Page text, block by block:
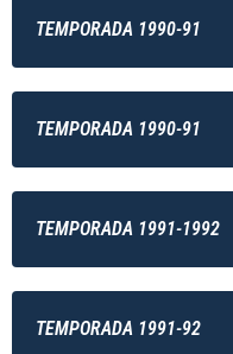
TEMPORADA 1990-91
TEMPORADA 1990-91
TEMPORADA 1991-1992
TEMPORADA 1991-92